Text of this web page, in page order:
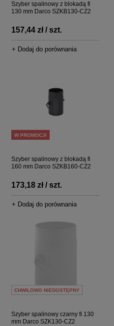
Szyber spalinowy z blokadą fi
130 mm Darco SZKB130-CZ2
157,44 zł / szt.
+ Dodaj do porównania
W PROMOCJI
Szyber spalinowy z blokadą fi
160 mm Darco SZKB160-CZ2
173,18 zł / szt.
+ Dodaj do porównania
CHWILOWO NIEDOSTĘPNY
Szyber spalinowy czarny fi 130
mm Darco SZK130-CZ2